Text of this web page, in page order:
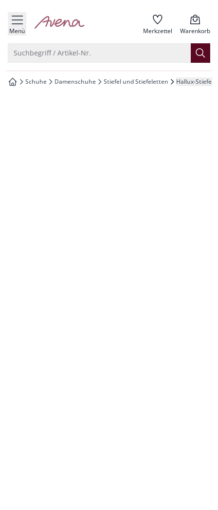
springen
springen
springen
springen
Menü zur Startseite Merkzettel Warenkorb
Suchbegriff / Artikel-Nr.
zur Startseite
Schuhe Damenschuhe Stiefel und Stiefeletten Hallux-